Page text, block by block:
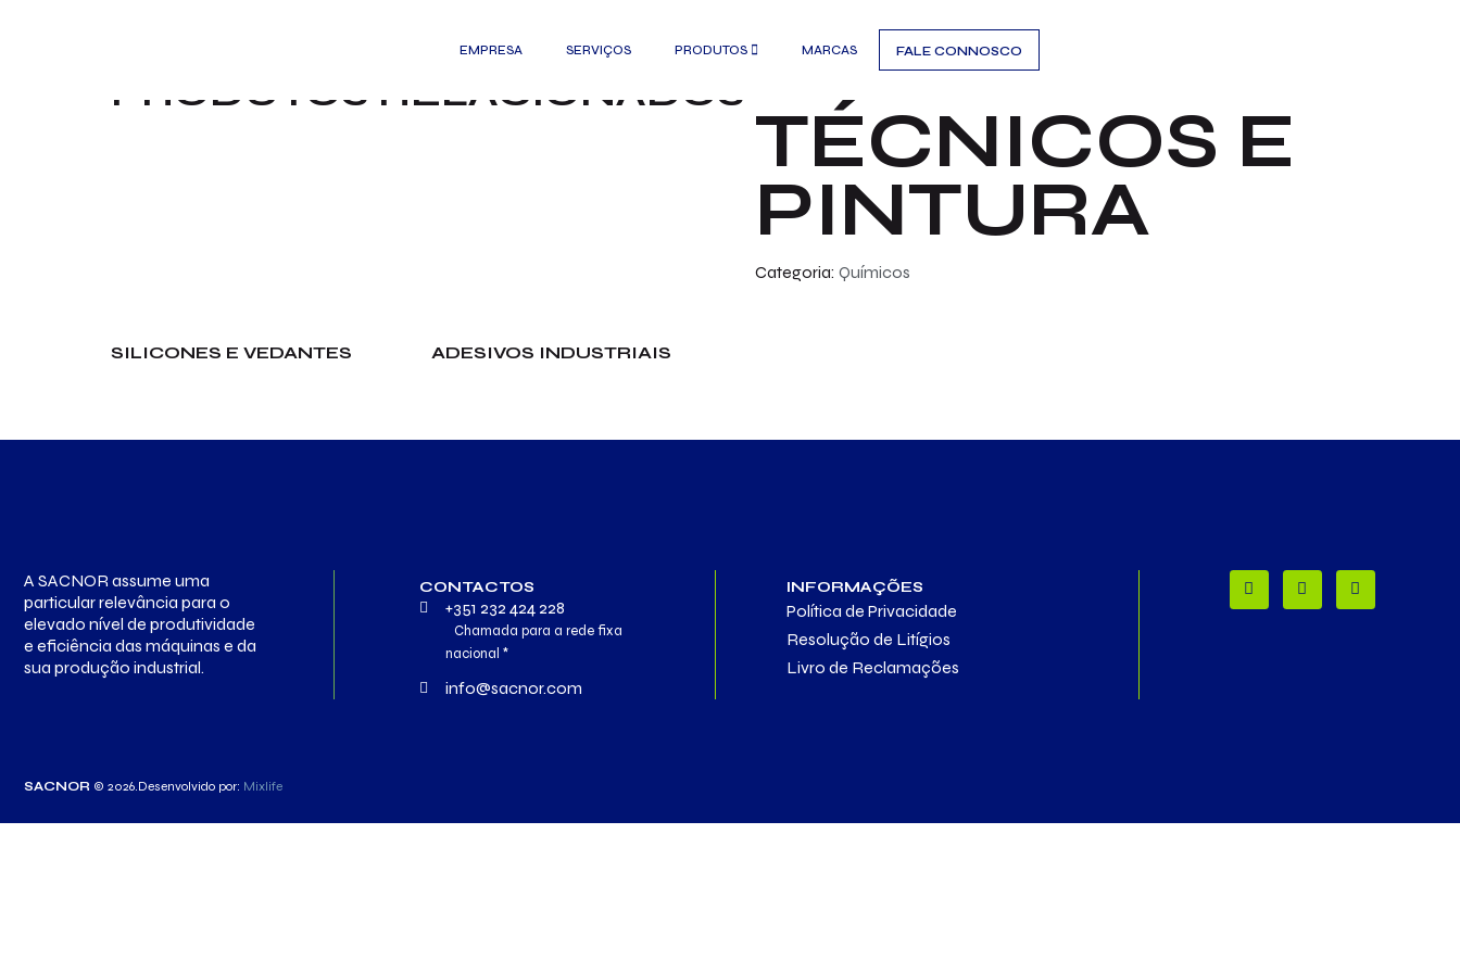
EMPRESA SERVIÇOS PRODUTOS MARCAS FALE CONNOSCO
SPRAYS
TÉCNICOS E
PINTURA
Categoria: Químicos
PRODUTOS RELACIONADOS
SILICONES E VEDANTES ADESIVOS INDUSTRIAIS
A SACNOR assume uma
particular relevância para o
elevado nível de produtividade
e eficiência das máquinas e da
sua produção industrial.
CONTACTOS
+351 232 424 228
Chamada para a rede fixa
nacional *
info@sacnor.com
INFORMAÇÕES
Política de Privacidade
Resolução de Litígios
Livro de Reclamações
SACNOR © 2026.Desenvolvido por: Mixlife